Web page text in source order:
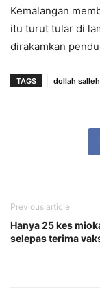
Kemalangan
itu turut tular di
dirakamkan
TAGS dollah salleh
Previous article
Hanya 25 kes
selepas terima